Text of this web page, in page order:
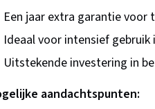
Een jaar extra garantie voor
Ideaal voor intensief
Uitstekende investering in
aandachtspunten: